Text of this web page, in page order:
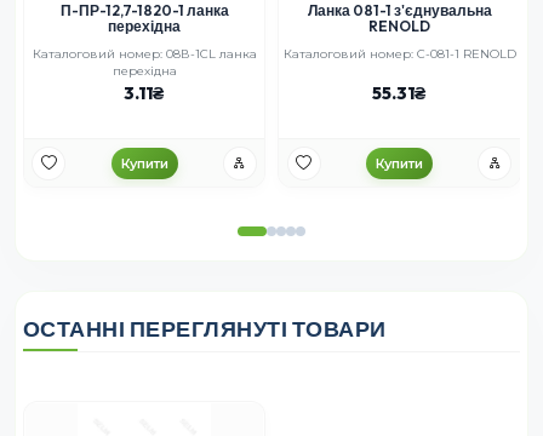
П-ПР-12,7-1820-1 ланка
перехідна
Каталоговий номер: 08В-1СL ланка
перехідна
3.11
Купити
Ланка 081-1 з'єднувальна
RENOLD
Каталоговий номер: C-081-1 RENOLD
55.31
Купити
ОСТАННІ ПЕРЕГЛЯНУТІ ТОВАРИ